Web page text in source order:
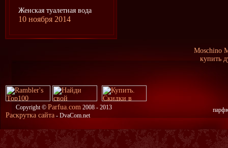
Женская туалетная вода
10 ноября 2014
Moschino
купить
Copyright © Parfua.com 2008 - 2013
Раскрутка сайта - DvaCom.net